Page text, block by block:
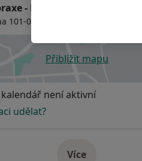
- NEMÁ SMLOUVY S
101-00
Přiblížit mapu
se otevře v
není aktivní
udělat?
Více